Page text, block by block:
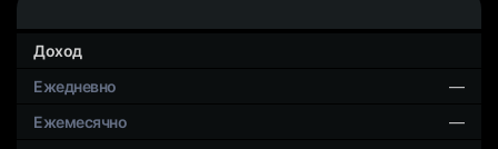
Доход
—
—